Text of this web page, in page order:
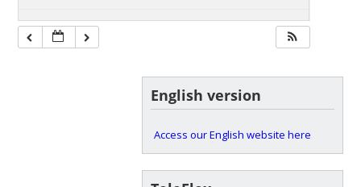
English version
Access our English website here